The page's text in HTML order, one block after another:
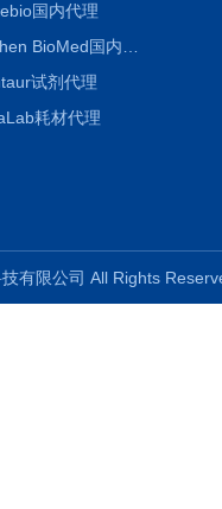
国内代理
试剂代理
耗材代理
技有限公司 All Rights